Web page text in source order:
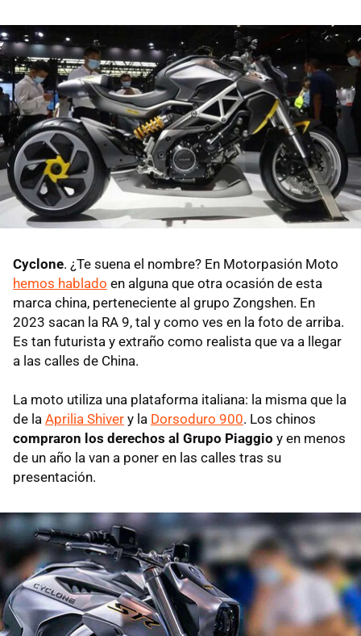
Cyclone. ¿Te suena el nombre? En Motorpasión Moto
hemos hablado en alguna que otra ocasión de esta
marca china, perteneciente al grupo Zongshen. En
2023 sacan la RA 9, tal y como ves en la foto de arriba.
Es tan futurista y extraño como realista que va a llegar
a las calles de China.
La moto utiliza una plataforma italiana: la misma que la
de la Aprilia Shiver y la Dorsoduro 900. Los chinos
compraron los derechos al Grupo Piaggio y en menos
de un año la van a poner en las calles tras su
presentación.